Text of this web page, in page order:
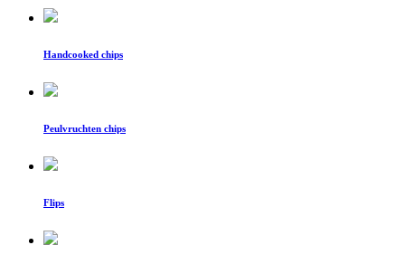
Handcooked chips
Peulvruchten chips
Flips